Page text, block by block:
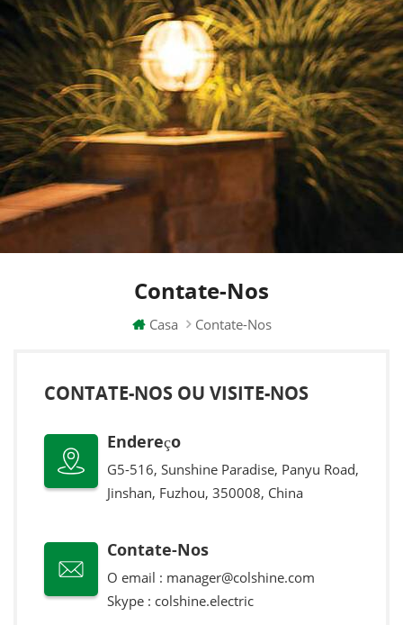
Contate-Nos
Casa Contate-Nos
CONTATE-NOS OU VISITE-NOS
Endereço
G5-516, Sunshine Paradise, Panyu Road,
Jinshan, Fuzhou, 350008, China
Contate-Nos
O email : manager@colshine.com
Skype : colshine.electric